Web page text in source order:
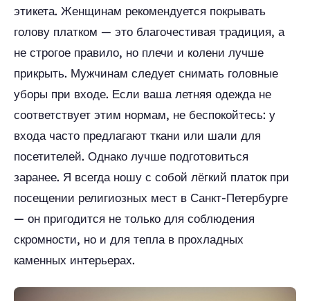
этикета. Женщинам рекомендуется покрывать
голову платком — это благочестивая традиция, а
не строгое правило, но плечи и колени лучше
прикрыть. Мужчинам следует снимать головные
уборы при входе. Если ваша летняя одежда не
соответствует этим нормам, не беспокойтесь: у
входа часто предлагают ткани или шали для
посетителей. Однако лучше подготовиться
заранее. Я всегда ношу с собой лёгкий платок при
посещении религиозных мест в Санкт-Петербурге
— он пригодится не только для соблюдения
скромности, но и для тепла в прохладных
каменных интерьерах.